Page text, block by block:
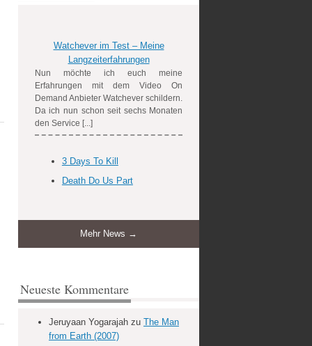
Watchever im Test – Meine
Langzeiterfahrungen
Nun möchte ich euch meine
Erfahrungen mit dem Video On
Demand Anbieter Watchever schildern.
Da ich nun schon seit sechs Monaten
den Service [...]
3 Days To Kill
Death Do Us Part
Mehr News →
Neueste Kommentare
Jeruyaan Yogarajah zu The Man
from Earth (2007)